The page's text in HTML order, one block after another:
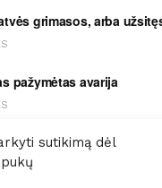
sutikimą dėl
grimasos, arba
pažymėtas avarija
dviejų medikių likimo ryšys